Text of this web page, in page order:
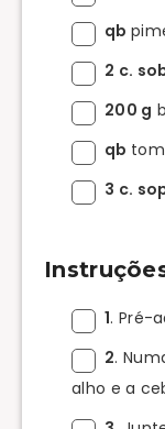
qb
2 c.
200 g
qb
3 c.
1. Pré-
2.
alho e a